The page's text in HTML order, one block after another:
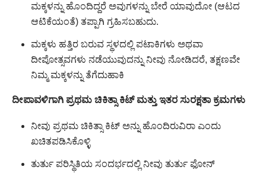
ಮಕ್ಕಳನ್ನು ಹೊಂದಿದ್ದರೆ ಅವುಗಳನ್ನು ಬೇರೆ ಯಾವುದೋ (ಆಟದ
ಆಟಿಕೆಯಂತೆ) ತಪ್ಪಾಗಿ ಗ್ರಹಿಸಬಹುದು.
ಮಕ್ಕಳು ಹತ್ತಿರ ಬರುವ ಸ್ಥಳದಲ್ಲಿ ಪಟಾಕಿಗಳು ಅಥವಾ
ದೀಪೋತ್ಸವಗಳು ನಡೆಯುವುದನ್ನು ನೀವು ನೋಡಿದರೆ, ತಕ್ಷಣವೇ
ನಿಮ್ಮ ಮಕ್ಕಳನ್ನು ತೆಗೆದುಹಾಕಿ
ದೀಪಾವಳಿಗಾಗಿ ಪ್ರಥಮ ಚಿಕಿತ್ಸಾ ಕಿಟ್ ಮತ್ತು ಇತರ ಸುರಕ್ಷತಾ ಕ್ರಮಗಳು
ನೀವು ಪ್ರಥಮ ಚಿಕಿತ್ಸಾ ಕಿಟ್ ಅನ್ನು ಹೊಂದಿರುವಿರಾ ಎಂದು
ಖಚಿತಪಡಿಸಿಕೊಳ್ಳಿ
ತುರ್ತು ಪರಿಸ್ಥಿತಿಯ ಸಂದರ್ಭದಲ್ಲಿ ನೀವು ತುರ್ತು ಫೋನ್